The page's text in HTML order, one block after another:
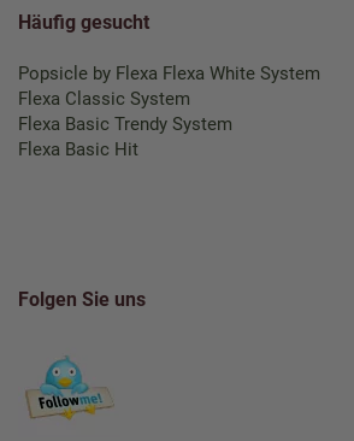
Häufig gesucht
Popsicle by Flexa Flexa White System
Flexa Classic System
Flexa Basic Trendy System
Flexa Basic Hit
Folgen Sie uns